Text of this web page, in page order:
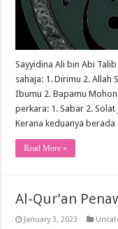
Sayyidina Ali bin Abi
sahaja: 1. Dirimu 2. Allah
Ibumu 2. Bapamu
perkara: 1. Sabar 2. Solat
Kerana keduanya
Read More »
Al-Qur’an
January 3, 2023